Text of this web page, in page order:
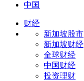
中国
财经
新加坡股市
新加坡财经
全球财经
中国财经
投资理财